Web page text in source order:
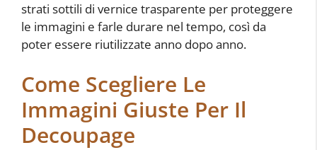
strati sottili di vernice trasparente per proteggere
le immagini e farle durare nel tempo, così da
poter essere riutilizzate anno dopo anno.
Come Scegliere Le
Immagini Giuste Per Il
Decoupage